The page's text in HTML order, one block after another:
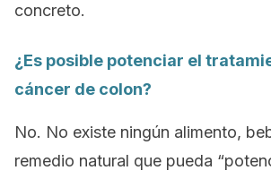
concreto.
¿Es posible potenciar el
cáncer de colon?
No. No existe ningún alimento,
remedio natural que pueda